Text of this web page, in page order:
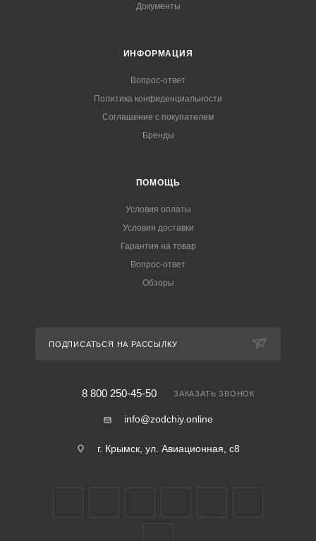
Документы
ИНФОРМАЦИЯ
Вопрос-ответ
Политика конфиденциальности
Соглашение с покупателем
Бренды
ПОМОЩЬ
Условия оплаты
Условия доставки
Гарантия на товар
Вопрос-ответ
Обзоры
ПОДПИСАТЬСЯ НА РАССЫЛКУ
8 800 250-45-50 ЗАКАЗАТЬ ЗВОНОК
info@zodchiy.online
г. Крымск, ул. Авиационная, с8